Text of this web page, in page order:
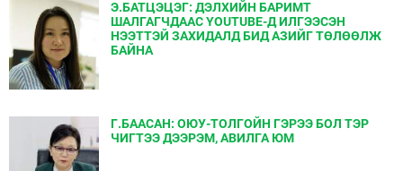
Э.БАТЦЭЦЭГ: ДЭЛХИЙН БАРИМТ
ШАЛГАГЧДААС YOUTUBE-Д ИЛГЭЭСЭН
НЭЭТТЭЙ ЗАХИДАЛД БИД АЗИЙГ ТӨЛӨӨЛЖ
БАЙНА
Г.БААСАН: ОЮУ-ТОЛГОЙН ГЭРЭЭ БОЛ ТЭР
ЧИГТЭЭ ДЭЭРЭМ, АВИЛГА ЮМ